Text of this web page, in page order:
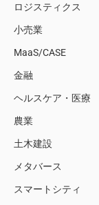
ロジスティクス
小売業
MaaS/CASE
金融
ヘルスケア・医療
農業
土木建設
メタバース
スマートシティ